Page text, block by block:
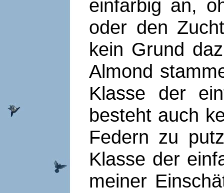
einfarbig an,
oder den
kein Grund
Almond
Klasse der
besteht auch
Federn zu
Klasse der
meiner